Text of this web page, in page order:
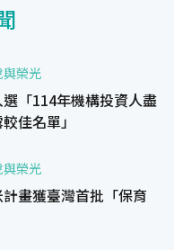
與榮光
「114年機構投資人盡
佳名單」
與榮光
畫獲臺灣首批「保育